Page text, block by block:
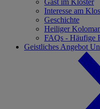
Gast im Kloster
Interesse am
Geschichte
Heiliger
FAQs - Häufige
Geistliches Angebot